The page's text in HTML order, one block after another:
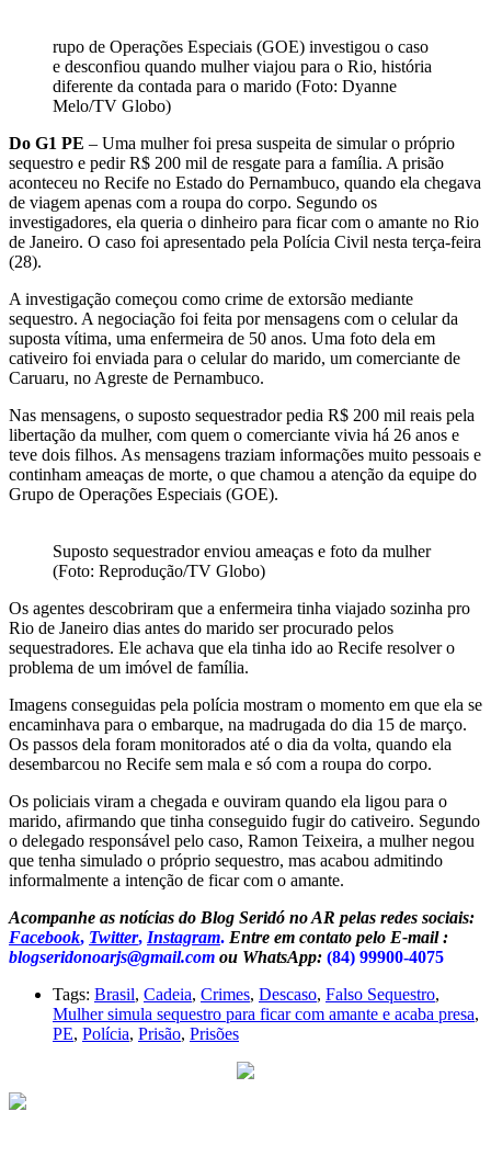
rupo de Operações Especiais (GOE) investigou o caso
e desconfiou quando mulher viajou para o Rio, história
diferente da contada para o marido (Foto: Dyanne
Melo/TV Globo)
Do G1 PE – Uma mulher foi presa suspeita de simular o próprio
sequestro e pedir R$ 200 mil de resgate para a família. A prisão
aconteceu no Recife no Estado do Pernambuco, quando ela chegava
de viagem apenas com a roupa do corpo. Segundo os
investigadores, ela queria o dinheiro para ficar com o amante no Rio
de Janeiro. O caso foi apresentado pela Polícia Civil nesta terça-feira
(28).
A investigação começou como crime de extorsão mediante
sequestro. A negociação foi feita por mensagens com o celular da
suposta vítima, uma enfermeira de 50 anos. Uma foto dela em
cativeiro foi enviada para o celular do marido, um comerciante de
Caruaru, no Agreste de Pernambuco.
Nas mensagens, o suposto sequestrador pedia R$ 200 mil reais pela
libertação da mulher, com quem o comerciante vivia há 26 anos e
teve dois filhos. As mensagens traziam informações muito pessoais e
continham ameaças de morte, o que chamou a atenção da equipe do
Grupo de Operações Especiais (GOE).
Suposto sequestrador enviou ameaças e foto da mulher
(Foto: Reprodução/TV Globo)
Os agentes descobriram que a enfermeira tinha viajado sozinha pro
Rio de Janeiro dias antes do marido ser procurado pelos
sequestradores. Ele achava que ela tinha ido ao Recife resolver o
problema de um imóvel de família.
Imagens conseguidas pela polícia mostram o momento em que ela se
encaminhava para o embarque, na madrugada do dia 15 de março.
Os passos dela foram monitorados até o dia da volta, quando ela
desembarcou no Recife sem mala e só com a roupa do corpo.
Os policiais viram a chegada e ouviram quando ela ligou para o
marido, afirmando que tinha conseguido fugir do cativeiro. Segundo
o delegado responsável pelo caso, Ramon Teixeira, a mulher negou
que tenha simulado o próprio sequestro, mas acabou admitindo
informalmente a intenção de ficar com o amante.
Acompanhe as notícias do Blog Seridó no AR pelas redes sociais:
Facebook, Twitter, Instagram. Entre em contato pelo E-mail :
blogseridonoarjs@gmail.com ou WhatsApp: (84) 99900-4075
Tags: Brasil, Cadeia, Crimes, Descaso, Falso Sequestro,
Mulher simula sequestro para ficar com amante e acaba presa,
PE, Polícia, Prisão, Prisões